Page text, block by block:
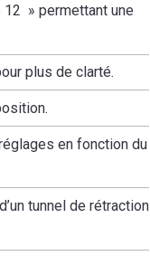
» permettant une
plus de clarté.
en fonction du
tunnel de rétraction